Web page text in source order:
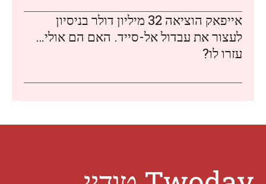
אייפאק הוציאה 32 מיליון דולר בניסיון
לעצור את עבדול אל-סייד. האם הם אולי…
עזרו לו?